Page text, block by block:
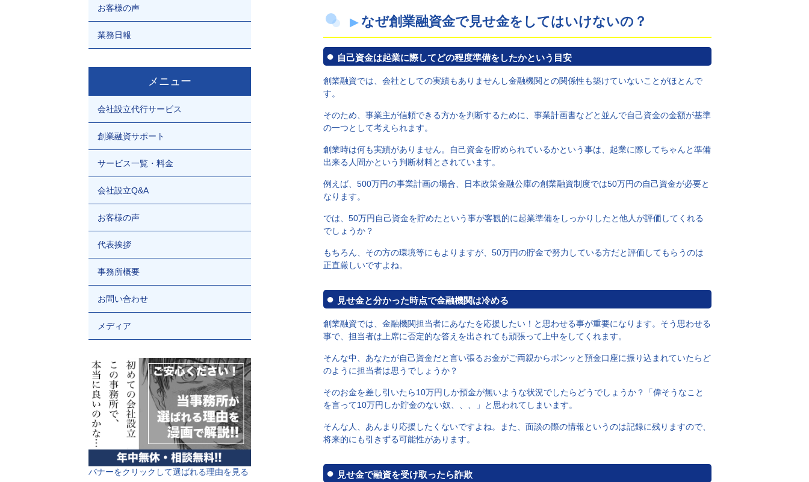
なぜ創業融資金で見せ金をしてはいけないの？
自己資金は起業に際してどの程度準備をしたかという目安
創業融資では、会社としての実績もありませんし金融機関との関係性も築けていないことがほとんで
す。
そのため、事業主が信頼できる方かを判断するために、事業計画書などと並んで自己資金の金額が基準
の一つとして考えられます。
創業時は何も実績がありません。自己資金を貯められているかという事は、起業に際してちゃんと準備
出来る人間かという判断材料とされています。
例えば、500万円の事業計画の場合、日本政策金融公庫の創業融資制度では50万円の自己資金が必要と
なります。
では、50万円自己資金を貯めたという事が客観的に起業準備をしっかりしたと他人が評価してくれる
でしょうか？
もちろん、その方の環境等にもよりますが、50万円の貯金で努力している方だと評価してもらうのは
正直厳しいですよね。
見せ金と分かった時点で金融機関は冷める
創業融資では、金融機関担当者にあなたを応援したい！と思わせる事が重要になります。そう思わせる
事で、担当者は上席に否定的な答えを出されても頑張って上中をしてくれます。
そんな中、あなたが自己資金だと言い張るお金がご両親からポンッと預金口座に振り込まれていたらど
のように担当者は思うでしょうか？
そのお金を差し引いたら10万円しか預金が無いような状況でしたらどうでしょうか？「偉そうなこと
を言って10万円しか貯金のない奴、、、」と思われてしまいます。
そんな人、あんまり応援したくないですよね。また、面談の際の情報というのは記録に残りますので、
将来的にも引きずる可能性があります。
見せ金で融資を受け取ったら詐欺
お客様の声
業務日報
メニュー
会社設立代行サービス
創業融資サポート
サービス一覧・料金
会社設立Q&A
お客様の声
代表挨拶
事務所概要
お問い合わせ
メディア
バナーをクリックして選ばれる理由を見る